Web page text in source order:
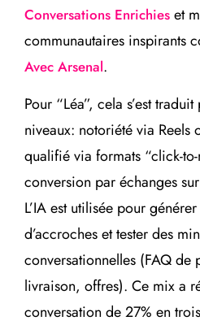
Conversations Enrichies et
communautaires inspirants
Avec Arsenal.
Pour “Léa”, cela s’est
niveaux: notoriété via Reels
qualifié via formats “click-to-
conversion par échanges
L’IA est utilisée pour
d’accroches et tester des
conversationnelles (FAQ
livraison, offres). Ce mix a
conversation de 27% en